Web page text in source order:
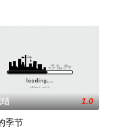
1.0
季节